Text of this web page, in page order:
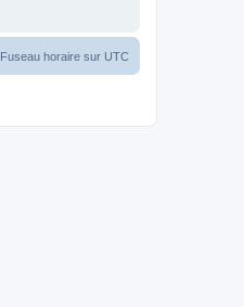
Fuseau horaire sur UTC